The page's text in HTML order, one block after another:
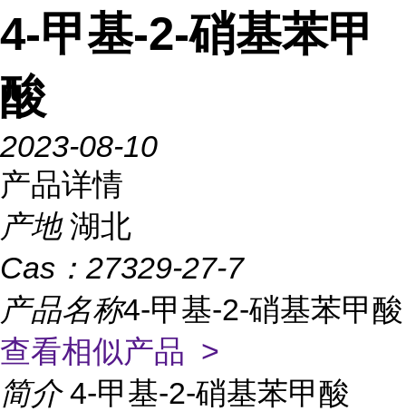
4-甲基-2-硝基苯甲
酸
2023-08-10
产品详情
产地 湖北
Cas： 27329-27-7
产品名称4-甲基-2-硝基苯甲酸
查看相似产品 >
简介 4-甲基-2-硝基苯甲酸